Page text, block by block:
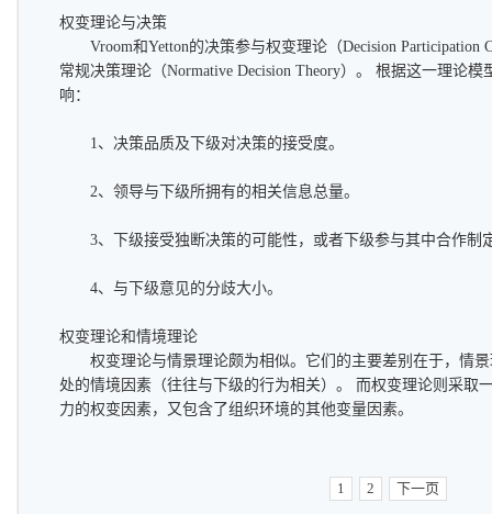
权变理论与决策
Vroom和Yetton的决策参与权变理论（Decision Participation
常规决策理论（Normative Decision Theory）。 根据这一理论
响：
1、决策品质及下级对决策的接受度。
2、领导与下级所拥有的相关信息总量。
3、下级接受独断决策的可能性，或者下级参与其中合作制
4、与下级意见的分歧大小。
权变理论和情境理论
权变理论与情景理论颇为相似。它们的主要差别在于，情景
处的情境因素（往往与下级的行为相关）。 而权变理论则采取
力的权变因素，又包含了组织环境的其他变量因素。
1 2 下一页